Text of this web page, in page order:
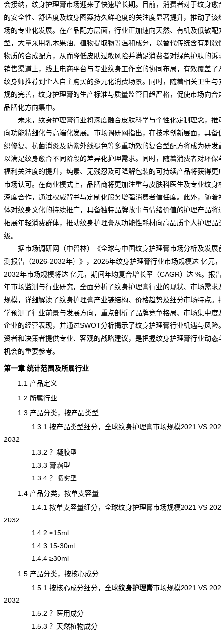
会接纳，纹身护理膏市场迎来了快速增长期。目前，消费者对于纹身愈
的安全性、舒适度及纹身图案持久鲜艳度的关注度显著提升，推动了该
场的专业化发展。在产品配方层面，行业正加速向天然、有机及低敏配
型，大量采用乳木果油、植物提取物等温和成分，以替代传统含有刺激
物质的合成配方，从而降低皮肤过敏风险并满足消费者对绿色护肤的诉
销售渠道上，线上电商平台与专业纹身工作室的协同布局，有效覆盖了
纹身师推荐到个人自主购买的多元化消费场景。同时，随着相关卫生与
规的完善，纹身护理膏的生产标准与质量监管日趋严格，促使市场向合
品牌化方向集中。
未来，纹身护理膏行业将深度融合皮肤科学与个性化定制理念，推
向功能精细化与高端化发展。 市场调研网指出，在技术创新层面，具备
织修复、抗菌消炎及防紫外线褪色等多重功效的复合型配方将成为研发
以满足纹身愈合不同阶段的差异化护理需求。同时，随着消费者对环保
福利关注度的提升，纯素、无残忍及可降解包装的可持续产品将获得更
市场认可。在商业模式上，品牌商将更加注重与皮肤科医生及专业纹身
深度合作，通过权威背书与定制化服务增强消费者信任度。此外，随着
体对纹身文化的持续推广，具备独特品牌故事与情绪价值的护理产品将
拓展年轻消费群体，推动纹身护理膏从功能性耗材向高品质个人护理品
级。
据市场调研网（中智林）《全球与中国纹身护理膏市场分析及发展
测报告（2026-2032年） 》，2025年纹身护理膏行业市场规模达 亿元
2032年市场规模将达 亿元，期间年均复合增长率（CAGR）达 %。报
年市场监测与行业研究，全面分析了纹身护理膏行业的现状、市场需求
规模，详细解读了纹身护理膏产业链结构、价格趋势及细分市场特点。
学预测了行业前景与发展方向，重点剖析了品牌竞争格局、市场集中度
企业的经营表现，并通过SWOT分析揭示了纹身护理膏行业机遇与风险
资者和决策者提供专业、客观的战略建议，是把握纹身护理膏行业动态
机会的重要参考。
第一章 统计范围及所属行业
1.1 产品定义
1.2 所属行业
1.3 产品分类，按产品类型
1.3.1 按产品类型细分，全球纹身护理膏市场规模2021 VS
2032
1.3.2 ？凝胶型
1.3.3 膏霜型
1.3.4 ？喷雾型
1.4 产品分类，按单支容量
1.4.1 按单支容量细分，全球纹身护理膏市场规模2021 VS
2032
1.4.2 ≤15ml
1.4.3 15-30ml
1.4.4 ≥30ml
1.5 产品分类，按核心成分
1.5.1 按核心成分细分，全球纹身护理膏市场规模2021 VS
2032
1.5.2 ？医用成分
1.5.3 ？天然植物成分